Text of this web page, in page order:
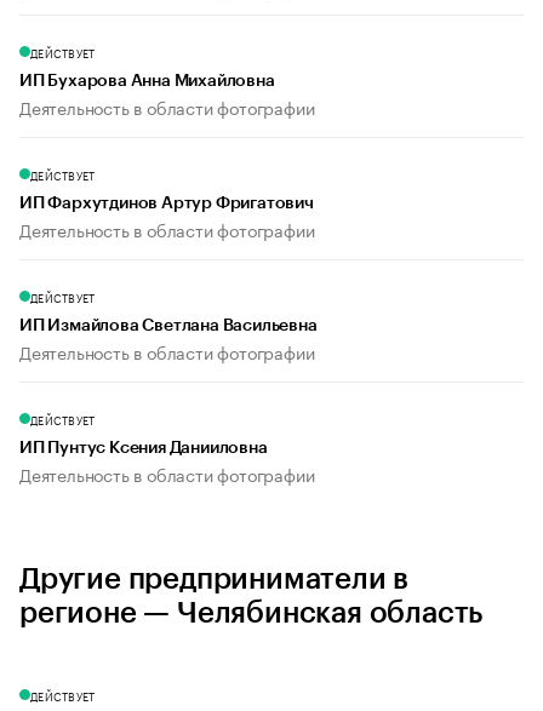
ДЕЙСТВУЕТ
ИП Бухарова Анна Михайловна
Деятельность в области фотографии
ДЕЙСТВУЕТ
ИП Фархутдинов Артур Фригатович
Деятельность в области фотографии
ДЕЙСТВУЕТ
ИП Измайлова Светлана Васильевна
Деятельность в области фотографии
ДЕЙСТВУЕТ
ИП Пунтус Ксения Данииловна
Деятельность в области фотографии
Другие предприниматели в
регионе — Челябинская область
ДЕЙСТВУЕТ